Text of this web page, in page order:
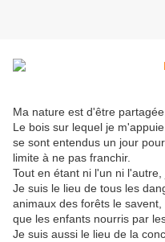
Ma nature est d'être partagée.
Le bois sur lequel je
se sont entendus un jour
limite à ne pas franchir.
Tout en étant ni l'un ni l'autre,
Je suis le lieu de tous les
animaux des forêts le
que les enfants nourris par
Je suis aussi le lieu de la